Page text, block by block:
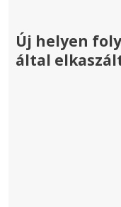
Új helyen
által